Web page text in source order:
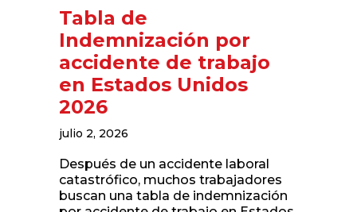
Tabla de
Indemnización por
accidente de trabajo
en Estados Unidos
2026
julio 2, 2026
Después de un accidente laboral
catastrófico, muchos trabajadores
buscan una tabla de indemnización